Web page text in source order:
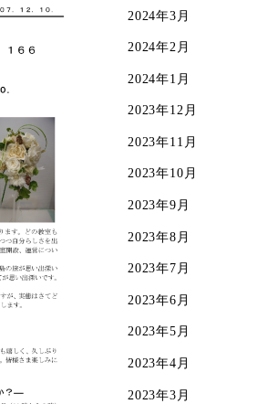
2024年3月
2024年2月
2024年1月
2023年12月
2023年11月
2023年10月
2023年9月
2023年8月
2023年7月
2023年6月
2023年5月
2023年4月
2023年3月